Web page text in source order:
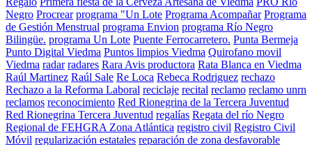
Negro Procrear programa "Un Lote Programa Acompañar Programa
de Gestión Menstrual programa Envion programa Río Negro
Bilingüe. programa Un Lote Puente Ferrocarretero. Punta Bermeja
Punto Digital Viedma Puntos limpios Viedma Quirofano movil
Viedma radar radares Rara Avis productora Rata Blanca en Viedma
Raúl Martinez Raúl Sale Re Loca Rebeca Rodriguez rechazo
Rechazo a la Reforma Laboral reciclaje recital reclamo reclamo unrn
reclamos reconocimiento Red Rionegrina de la Tercera Juventud
Red Rionegrina Tercera Juventud regalías Regata del río Negro
Regional de FEHGRA Zona Atlántica registro civil Registro Civil
Móvil regularización estatales reparación de zona desfavorable